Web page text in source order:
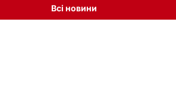
Всі новини